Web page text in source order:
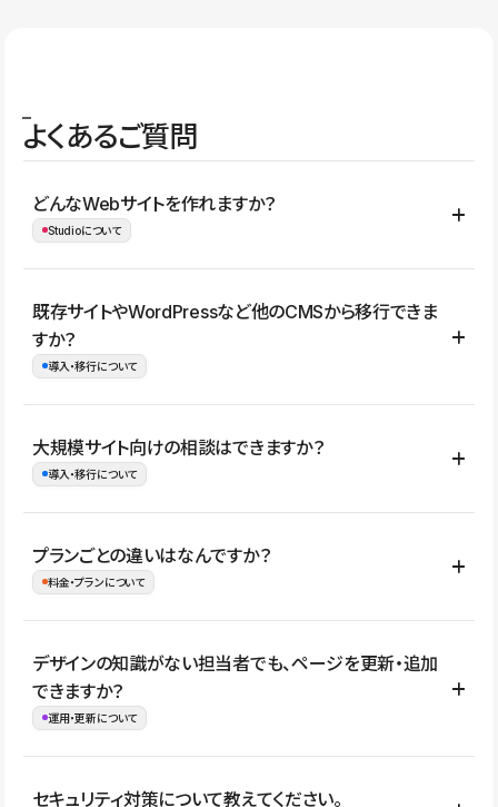
よくあるご質問
どんなWebサイトを作れますか？
Studioについて
コーポレートサイト、サービスサイト、LP、採用サイト、ブロ
グ・メディア、イベントサイト、店舗・商品紹介サイト、ポートフ
ォリオなど幅広く制作できます。
既存サイトやWordPressなど他のCMSから移行できま
すか？
導入・移行について
はい。既存サイトの構成やコンテンツ、URLを整理したうえで、
Studio上に再構築する形で移行できます。 WordPressの場合は、
イト全体のデザインや設定がそのまま移行されるわけではないた
め、移行後にページ構成やデザイン、CMS設計、URL・リダイレク
大規模サイト向けの相談はできますか？
導入・移行について
はい。アクセス規模が大きいサイトや、複数部門での運用、権限管
理、セキュリティ確認、既存システムとの連携など、個別の要件が
ない段階でも、お問い合わせください。
お問合せはこちら
プランごとの違いはなんですか？
料金・プランについて
公開ページ数、バージョン履歴の期間、CMS利用数の上限、権限
管理の有無などがプランごとに異なります。詳しくは料金プランペ
ージをご覧ください。
デザインの知識がない担当者でも、ページを更新・追加
できますか？
運用・更新について
はい。CMSやコンポーネントを活用して更新範囲を設計しておく
セキュリティ対策について教えてください。